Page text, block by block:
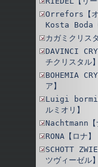
Orrefors【オ
Kosta Boda【
カガミクリス
DAVINCI
チクリスタル】
BOHEMIA
ア】
Luigi
ルミオリ】
Nachtmann【
RONA【ロナ】
SCHOTT
ツヴィーゼル】